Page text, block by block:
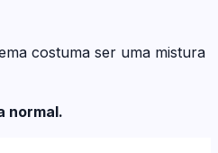
costuma ser uma mistura
normal.